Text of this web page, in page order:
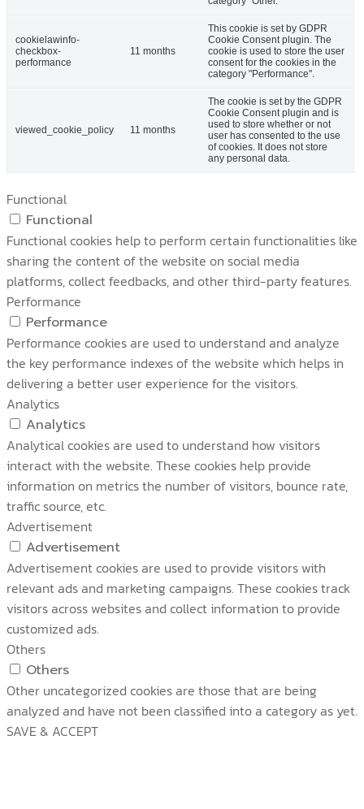
cookielawinfo-
checkbox-
performance
11 months
This cookie is set by GDPR
Cookie Consent plugin. The
cookie is used to store the user
consent for the cookies in the
category "Performance".
viewed_cookie_policy 11 months
The cookie is set by the GDPR
Cookie Consent plugin and is
used to store whether or not
user has consented to the use
of cookies. It does not store
any personal data.
Functional
Functional
Functional cookies help to perform certain functionalities like
sharing the content of the website on social media
platforms, collect feedbacks, and other third-party features.
Performance
Performance
Performance cookies are used to understand and analyze
the key performance indexes of the website which helps in
delivering a better user experience for the visitors.
Analytics
Analytics
Analytical cookies are used to understand how visitors
interact with the website. These cookies help provide
information on metrics the number of visitors, bounce rate,
traffic source, etc.
Advertisement
Advertisement
Advertisement cookies are used to provide visitors with
relevant ads and marketing campaigns. These cookies track
visitors across websites and collect information to provide
customized ads.
Others
Others
Other uncategorized cookies are those that are being
analyzed and have not been classified into a category as yet.
SAVE & ACCEPT